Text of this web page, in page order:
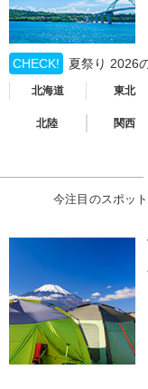
CHECK! 夏祭り 2026
北海道 東北
北陸 関西
今注目のスポッ